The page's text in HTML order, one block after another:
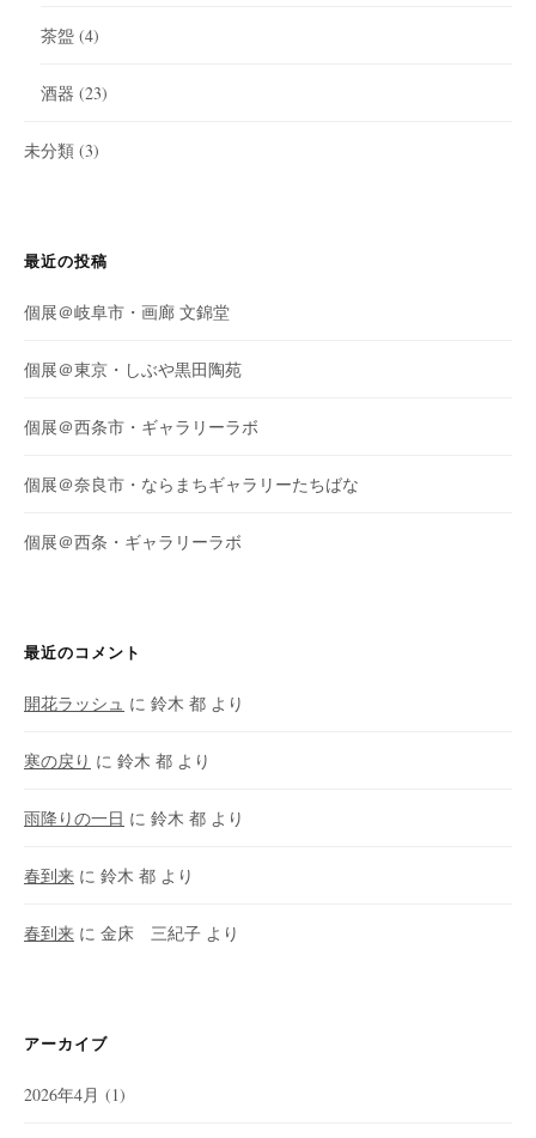
茶盌 (4)
酒器 (23)
未分類 (3)
最近の投稿
個展＠岐阜市・画廊 文錦堂
個展＠東京・しぶや黒田陶苑
個展＠西条市・ギャラリーラボ
個展＠奈良市・ならまちギャラリーたちばな
個展＠西条・ギャラリーラボ
最近のコメント
開花ラッシュ に 鈴木 都 より
寒の戻り に 鈴木 都 より
雨降りの一日 に 鈴木 都 より
春到来 に 鈴木 都 より
春到来 に 金床 三紀子 より
アーカイブ
2026年4月 (1)